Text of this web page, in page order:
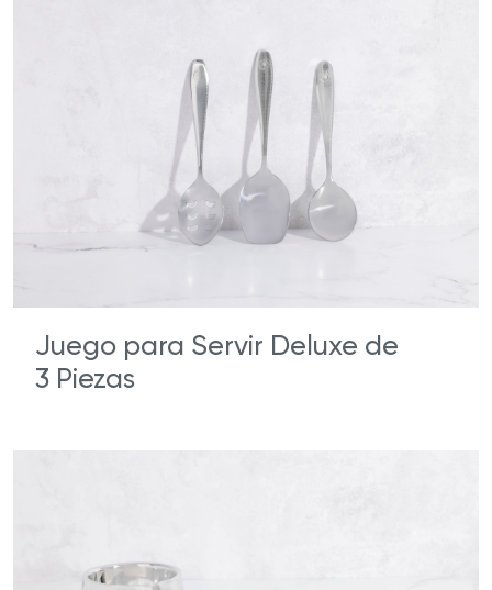
Juego para Servir Deluxe de
3 Piezas